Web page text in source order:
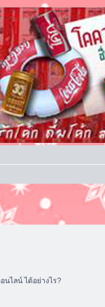
นไลน์ ได้อย่างไร?